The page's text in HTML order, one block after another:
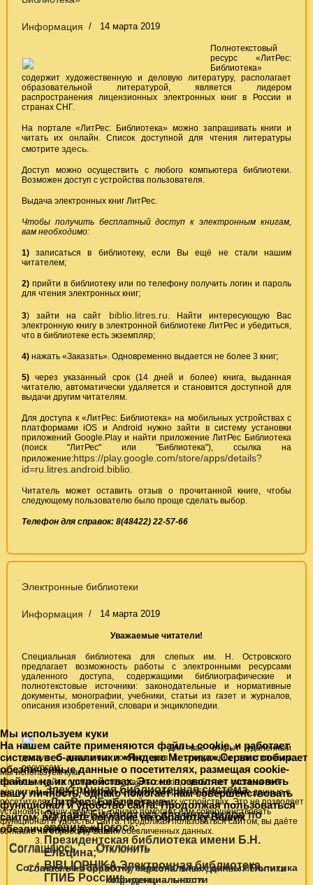
Мы используем куки
На нашем сайте применяются файлы cookie, и работает
система веб-аналитики «Яндекс Метрика».Сервис собирает
обезличенные данные о посетителях, размещая cookie-
файлы на их устройствах. Это не позволяет установить
вашу личность, однако помогает нам совершенствовать
функционал и удобство сайта. Продолжая пользоваться
сайтом, вы даёте согласие на обработку Ваших
обезличенных данных.
Соглашаюсь
Отклонить
Согласие на обработку персональных данных Политика
кофиденциальности
Информация 14 марта 2019
Полнотекстовый
ресурс «ЛитРес:
Библиотека»
содержит художественную и деловую литературу, располагает
образовательной литературой, является лидером
распространения лицензионных электронных книг в России и
странах СНГ.
На портале «ЛитРес: Библиотека» можно запрашивать книги и
читать их онлайн. Список доступной для чтения литературы
смотрите здесь.
Доступ можно осуществить с любого компьютера библиотеки.
Возможен доступ с устройства пользователя.
Выдача электронных книг ЛитРес.
Чтобы получить бесплатный доступ к электронным книгам,
вам необходимо:
1)записаться в библиотеку, если Вы ещё не стали нашим
читателем;
2) прийти в библиотеку или по телефону получить логин и пароль
для чтения электронных книг;
3) зайти на сайт biblio.litres.ru. Найти интересующую Вас
электронную книгу в электронной библиотеке ЛитРес и убедиться,
что в библиотеке есть экземпляр;
4) нажать «Заказать». Одновременно выдается не более 3 книг;
5) через указанный срок (14 дней и более) книга, выданная
читателю, автоматически удаляется и становится доступной для
выдачи другим читателям.
Для доступа к «ЛитРес: Библиотека» на мобильных устройствах с
платформами iOS и Android нужно зайти в систему установки
приложений Google.Play и найти приложение ЛитРес Библиотека
(поиск "ЛитРес" или "Библиотека"), ссылка на
приложение:https://play.google.com/store/apps/details?
id=ru.litres.android.biblio.
Читатель может оставить отзыв о прочитанной книге, чтобы
следующему пользователю было проще сделать выбор.
Телефон для справок: 8(48422) 22-57-66
Электронные библиотеки
Информация 14 марта 2019
Уважаемые читатели!
Специальная библиотека для слепых им. Н. Островского
предлагает возможность работы с электронными ресурсами
удаленного доступа, содержащими библиографические и
полнотекстовые источники: законодательные и нормативные
документы, монографии, учебники, статьи из газет и журналов,
описания изобретений, словари и энциклопедии.
Для вас открыт удаленный
доступ с домашних компьютеров к следующим электронным
ресурсам:
Электронная библиотечная система
«ЛитРес: Библиотека»;
Онлайн-Библиотека для инвалидов по
зрению «Логос»;
Президентская библиотека имени Б.Н.
Ельцина;
BIBLIOPHIKA Электронная библиотека
ГПИБ России;
Мы используем куки
На нашем сайте применяются файлы cookie, и работает система веб-
аналитики «Яндекс Метрика».Сервис собирает обезличенные данные о
посетителях, размещая cookie-файлы на их устройствах. Это не позволяет
установить вашу личность, однако помогает нам совершенствовать
функционал и удобство сайта. Продолжая пользоваться сайтом, вы даёте
согласие на обработку Ваших обезличенных данных.
Соглашаюсь Отклонить
Согласие на обработку персональных данных Политика
кофиденциальности